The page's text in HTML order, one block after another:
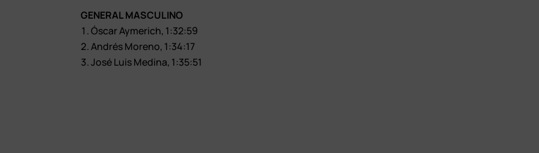
GENERAL MASCULINO
Óscar Aymerich, 1:32:59
Andrés Moreno, 1:34:17
José Luis Medina, 1:35:51